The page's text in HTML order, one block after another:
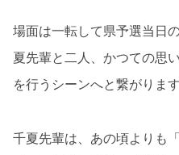
場面は一転して県予選当日
夏先輩と二人、かつての思
を行うシーンへと繋がります
千夏先輩は、あの頃よりも